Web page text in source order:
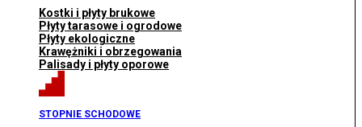
Kostki i płyty brukowe
Płyty tarasowe i ogrodowe
Płyty ekologiczne
Krawężniki i obrzegowania
Palisady i płyty oporowe
STOPNIE SCHODOWE